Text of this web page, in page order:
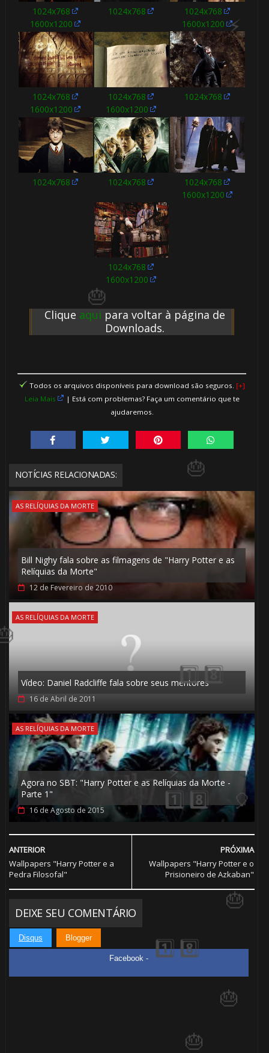
1024x768
1600x1200
1024x768
1024x768
1600x1200
1024x768
1600x1200
1024x768
1600x1200
1024x768
1024x768 1024x768
1024x768
1600x1200
1024x768
1600x1200
Clique aqui para voltar à página de
Downloads.
Todos os arquivos disponíveis para download são seguros. [+]
Leia Mais
| Está com problemas? Faça um comentário que te
ajudaremos.
NOTÍCIAS RELACIONADAS:
AS RELÍQUIAS DA MORTE
Bill Nighy fala sobre as filmagens de "Harry Potter e as
Relíquias da Morte"
12 de Fevereiro de 2010
AS RELÍQUIAS DA MORTE
Vídeo: Daniel Radcliffe fala sobre seus mentores
16 de Abril de 2011
AS RELÍQUIAS DA MORTE
Agora no SBT: "Harry Potter e as Relíquias da Morte -
Parte 1"
16 de Agosto de 2015
PRÓXIMA
Wallpapers "Harry Potter e o
Prisioneiro de Azkaban"
ANTERIOR
Wallpapers "Harry Potter e a
Pedra Filosofal"
DEIXE SEU COMENTÁRIO
Disqus Blogger
Facebook -
🎂
🎂
🎂
🎂
🎂
1️⃣ 8️⃣
🎈
1️⃣ 8️⃣